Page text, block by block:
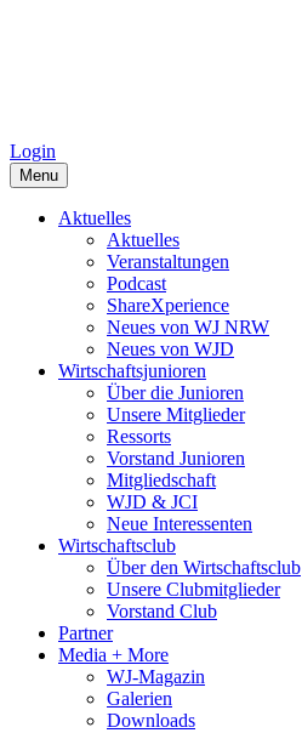
Login
Menu
Aktuelles
Aktuelles
Veranstaltungen
Podcast
ShareXperience
Neues von WJ NRW
Neues von WJD
Wirtschaftsjunioren
Über die Junioren
Unsere Mitglieder
Ressorts
Vorstand Junioren
Mitgliedschaft
WJD & JCI
Neue Interessenten
Wirtschaftsclub
Über den Wirtschaftsclub
Unsere Clubmitglieder
Vorstand Club
Partner
Media + More
WJ-Magazin
Galerien
Downloads